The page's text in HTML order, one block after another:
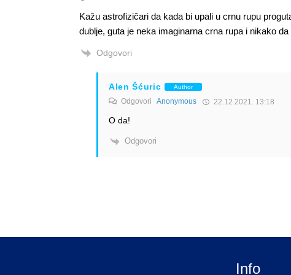
Kažu astrofizičari da kada bi upali u crnu rupu
dublje, guta je neka imaginarna crna rupa i nikako
Odgovori
Alen Šćuric Author
Odgovori Anonymous 22.12.2021. 13:18
O da!
Odgovori
Info